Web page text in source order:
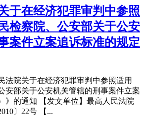
于在经济犯罪审判中参照
检察院、公安部关于公安
案件立案追诉标准的规定
法院关于在经济犯罪审判中参照适用
安部关于公安机关管辖的刑事案件立案
》的通知 【发文单位】最高人民法院
〕22号 【...